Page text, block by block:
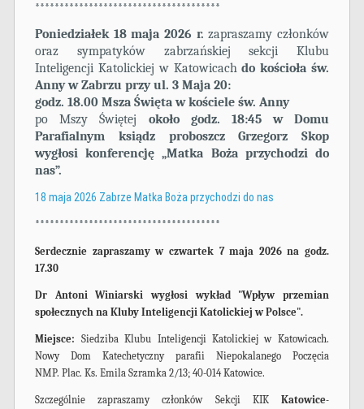
**************************************
Poniedziałek 18 maja 2026 r. zapraszamy członków
oraz sympatyków zabrzańskiej sekcji Klubu
Inteligencji Katolickiej w Katowicachdo kościoła św.
Anny w Zabrzu przy ul. 3 Maja 20:
godz. 18.00 Msza Święta w kościele św. Anny
po Mszy Świętej około godz. 18:45 w Domu
Parafialnym
ksiądz proboszcz Grzegorz Skop
wygłosi konferencję „Matka Boża przychodzi do
nas”.
18 maja 2026 Zabrze Matka Boża przychodzi do nas
**************************************
Serdecznie zapraszamy w czwartek 7 maja 2026 na godz.
17.30
Dr Antoni Winiarski wygłosi wykład "Wpływ przemian
społecznych na Kluby Inteligencji Katolickiej w Polsce".
Miejsce: Siedziba Klubu Inteligencji Katolickiej w Katowicach.
Nowy Dom Katechetyczny parafii Niepokalanego Poczęcia
NMP. Plac. Ks. Emila Szramka 2/13; 40-014 Katowice.
Szczególnie zapraszamy członków Sekcji KIK Katowice-